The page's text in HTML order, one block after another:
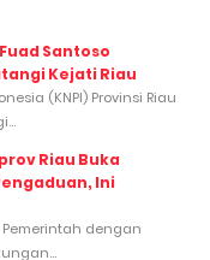
Santoso
Kejati Riau
(KNPI) Provinsi Riau
Riau Buka
Ini
Pemerintah dengan